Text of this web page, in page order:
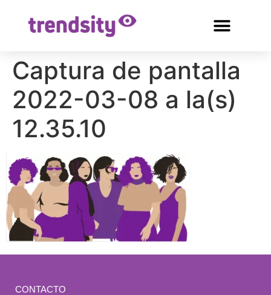
Captura de pantalla
2022-03-08 a la(s)
12.35.10
CONTACTO